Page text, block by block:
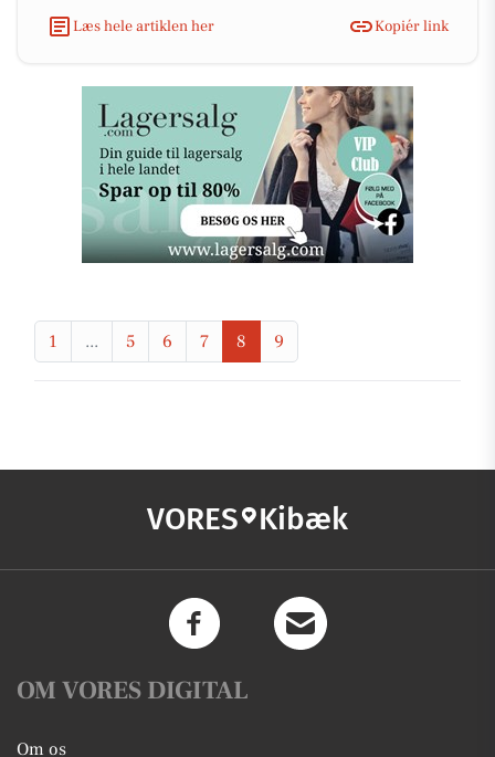
Læs hele artiklen her
Kopiér link
1 ... 5 6 7 8 9
VORES Kibæk
OM VORES DIGITAL
Om os